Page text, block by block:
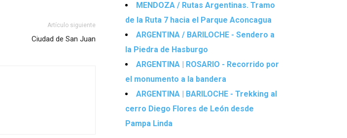
Artículo siguiente
Ciudad de San Juan
MENDOZA / Rutas Argentinas. Tramo
de la Ruta 7 hacia el Parque Aconcagua
ARGENTINA / BARILOCHE - Sendero a
la Piedra de Hasburgo
ARGENTINA | ROSARIO - Recorrido por
el monumento a la bandera
ARGENTINA | BARILOCHE - Trekking al
cerro Diego Flores de León desde
Pampa Linda